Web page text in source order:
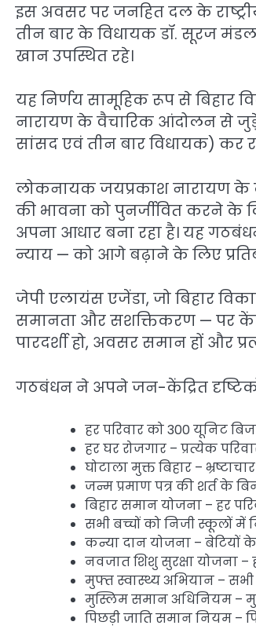
इस अवसर पर जनहित दल के
तीन बार के विधायक डॉ. सूरज
खान उपस्थित रहे।
यह निर्णय सामूहिक रूप से बिहार
नारायण के वैचारिक आंदोलन से
सांसद एवं तीन बार विधायक) कर
लोकनायक जयप्रकाश नारायण के
की भावना को पुनर्जीवित करने के
अपना आधार बना रहा है। यह
न्याय — को आगे बढ़ाने के लिए
जेपी एलायंस एजेंडा, जो बिहार
समानता और सशक्तिकरण — पर
पारदर्शी हो, अवसर समान हों और
गठबंधन ने अपने जन-केंद्रित
हर परिवार को 300 यूनिट
हर घर रोजगार – प्रत्येक
घोटाला मुक्त बिहार –
जन्म प्रमाण पत्र की शर्त के
बिहार समान योजना – हर
सभी बच्चों को निजी स्कूलों में
कन्या दान योजना – बेटियों के
नवजात शिशु सुरक्षा योजना –
मुफ्त स्वास्थ्य अभियान –
मुस्लिम समान अधिनियम –
पिछड़ी जाति समान नियम –